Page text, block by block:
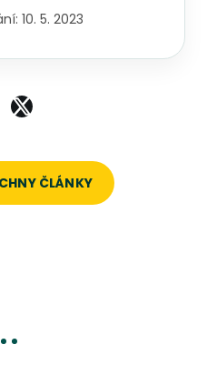
10. 5. 2023
na Facebooku
Sdílet na X
ČLÁNKY